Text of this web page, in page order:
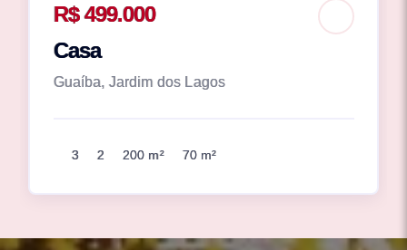
R$ 499.000
Casa
Guaíba, Jardim dos Lagos
3 2 200 m² 70 m²